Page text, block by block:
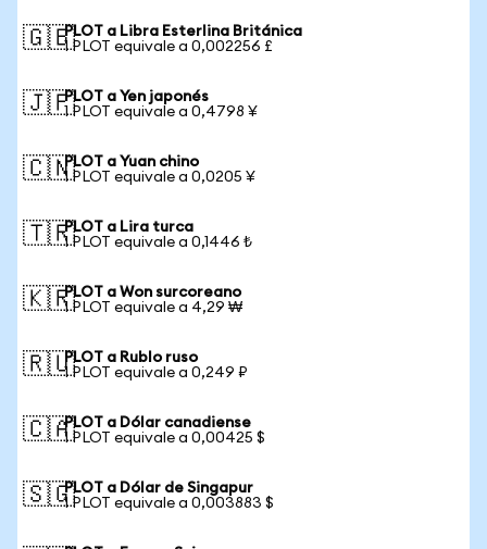
🇬🇧PLOT a Libra Esterlina Británica
1 PLOT equivale a 0,002256 £
🇯🇵PLOT a Yen japonés
1 PLOT equivale a 0,4798 ¥
🇨🇳PLOT a Yuan chino
1 PLOT equivale a 0,0205 ¥
🇹🇷PLOT a Lira turca
1 PLOT equivale a 0,1446 ₺
🇰🇷PLOT a Won surcoreano
1 PLOT equivale a 4,29 ₩
🇷🇺PLOT a Rublo ruso
1 PLOT equivale a 0,249 ₽
🇨🇦PLOT a Dólar canadiense
1 PLOT equivale a 0,00425 $
🇸🇬PLOT a Dólar de Singapur
1 PLOT equivale a 0,003883 $